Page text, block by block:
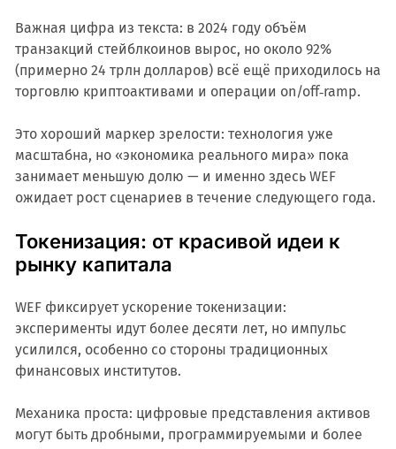
Важная цифра из текста: в 2024 году объём
транзакций стейблкоинов вырос, но около 92%
(примерно 24 трлн долларов) всё ещё приходилось на
торговлю криптоактивами и операции on/off‑ramp.
Это хороший маркер зрелости: технология уже
масштабна, но «экономика реального мира» пока
занимает меньшую долю — и именно здесь WEF
ожидает рост сценариев в течение следующего года.
Токенизация: от красивой идеи к
рынку капитала
WEF фиксирует ускорение токенизации:
эксперименты идут более десяти лет, но импульс
усилился, особенно со стороны традиционных
финансовых институтов.
Механика проста: цифровые представления активов
могут быть дробными, программируемыми и более